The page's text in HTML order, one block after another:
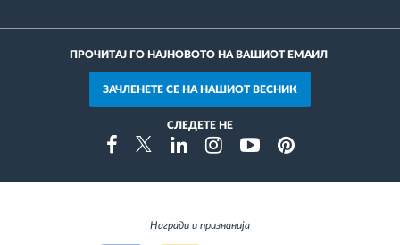
ПРОЧИТАЈ ГО НАЈНОВОТО НА ВАШИОТ ЕМАИЛ
ЗАЧЛЕНЕТЕ СЕ НА НАШИОТ ВЕСНИК
СЛЕДЕТЕ НЕ
FacebookTwitterLinkedinInstragramYoutubePinterest
Награди и признанија